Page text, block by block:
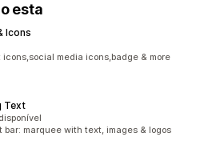
esta
Icons
media icons,badge & more
Text
marquee with text, images & logos